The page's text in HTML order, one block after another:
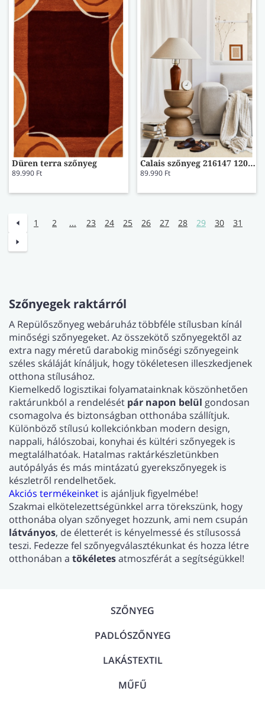
Düren terra szőnyeg
89.990 Ft
Calais szőnyeg 216147 120x180
89.990 Ft
1 2 ... 23 24 25 26 27 28 29 30 31
Szőnyegek raktárról
A Repülőszőnyeg webáruház többféle stílusban kínál
minőségi szőnyegeket. Az összekötő szőnyegektől az
extra nagy méretű darabokig minőségi szőnyegeink
széles skáláját kínáljuk, hogy tökéletesen illeszkedjenek
otthona stílusához.
Kiemelkedő logisztikai folyamatainknak köszönhetően
raktárunkból a rendelését pár napon belül gondosan
csomagolva és biztonságban otthonába szállítjuk.
Különböző stílusú kollekciónkban modern design,
nappali, hálószobai, konyhai és kültéri szőnyegek is
megtalálhatóak. Hatalmas raktárkészletünkben
autópályás és más mintázatú gyerekszőnyegek is
készletről rendelhetőek.
Akciós termékeinket is ajánljuk figyelmébe!
Szakmai elkötelezettségünkkel arra törekszünk, hogy
otthonába olyan szőnyeget hozzunk, ami nem csupán
látványos, de életterét is kényelmessé és stílusossá
teszi. Fedezze fel szőnyegválasztékunkat és hozza létre
otthonában a tökéletesatmoszférát a segítségükkel!
SZŐNYEG
PADLÓSZŐNYEG
LAKÁSTEXTIL
MŰFŰ